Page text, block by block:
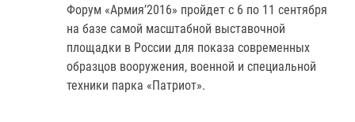
Форум «Армия’2016» пройдет с 6 по 11 сентября
на базе самой масштабной выставочной
площадки в России для показа современных
образцов вооружения, военной и специальной
техники парка «Патриот».